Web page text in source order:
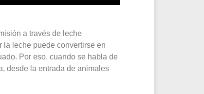
a través de leche
leche puede convertirse en
Por eso, cuando se habla de
desde la entrada de animales